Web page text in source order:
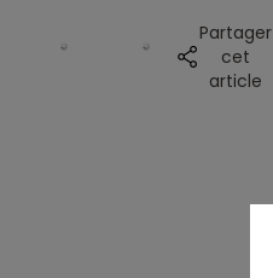
Partager
cet
article